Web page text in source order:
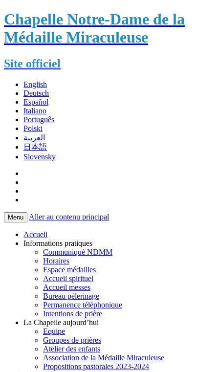
Chapelle Notre-Dame de la
Médaille Miraculeuse
Site officiel
English
Deutsch
Español
Italiano
Português
Polski
العربية
日本語
Slovensky
Menu Aller au contenu principal
Accueil
Informations pratiques
Communiqué NDMM
Horaires
Espace médailles
Accueil spirituel
Accueil messes
Bureau pèlerinage
Permanence téléphonique
Intentions de prière
La Chapelle aujourd’hui
Equipe
Groupes de prières
Atelier des enfants
Association de la Médaille Miraculeuse
Propositions pastorales 2023-2024